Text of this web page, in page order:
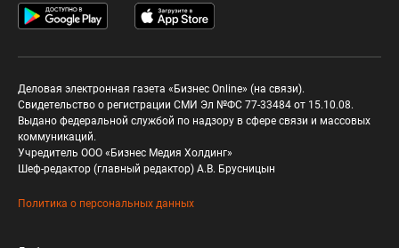
Деловая электронная газета «Бизнес Online» (на связи).
Свидетельство о регистрации СМИ Эл №ФС 77-33484 от 15.10.08.
Выдано федеральной службой по надзору в сфере связи и массовых
коммуникаций.
Учредитель ООО «Бизнес Медия Холдинг»
Шеф-редактор (главный редактор) А.В. Брусницын
Политика о персональных данных